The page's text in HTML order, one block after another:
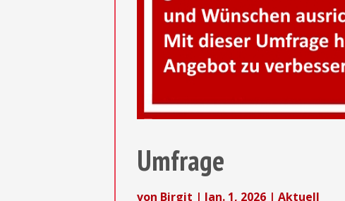
Umfrage
von Birgit | Jan. 1, 2026| Aktuell